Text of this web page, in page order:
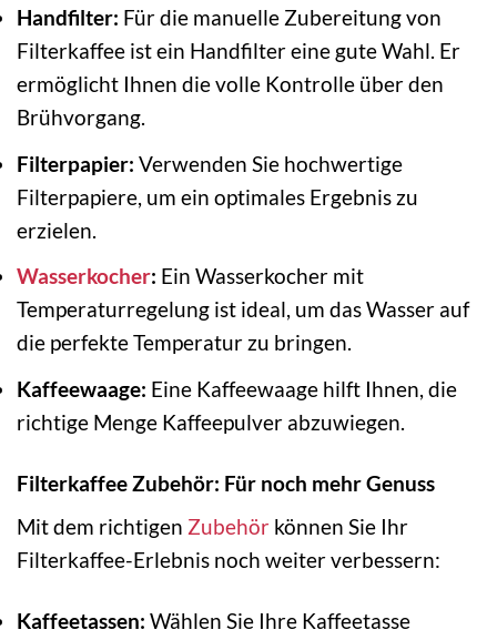
Handfilter: Für die manuelle Zubereitung von
Filterkaffee ist ein Handfilter eine gute Wahl. Er
ermöglicht Ihnen die volle Kontrolle über den
Brühvorgang.
Filterpapier: Verwenden Sie hochwertige
Filterpapiere, um ein optimales Ergebnis zu
erzielen.
Wasserkocher: Ein Wasserkocher mit
Temperaturregelung ist ideal, um das Wasser auf
die perfekte Temperatur zu bringen.
Kaffeewaage: Eine Kaffeewaage hilft Ihnen, die
richtige Menge Kaffeepulver abzuwiegen.
Filterkaffee Zubehör: Für noch mehr Genuss
Mit dem richtigen Zubehör können Sie Ihr
Filterkaffee-Erlebnis noch weiter verbessern:
Kaffeetassen: Wählen Sie Ihre Kaffeetasse